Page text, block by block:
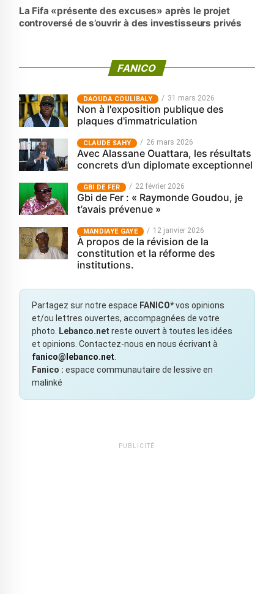
La Fifa «présente des excuses» après le projet
controversé de s’ouvrir à des investisseurs privés
FANICO
‎DAOUDA COULIBALY 31 mars 2026
Non à l'exposition publique des
plaques d'immatriculation
CLAUDE SAHY 26 mars 2026
Avec Alassane Ouattara, les résultats
concrets d’un diplomate exceptionnel
GBI DE FER 22 février 2026
Gbi de Fer : « Raymonde Goudou, je
t’avais prévenue »
MANDIAYE GAYE 12 janvier 2026
À propos de la révision de la
constitution et la réforme des
institutions.
Partagez sur notre espace FANICO*vos opinions
et/ou lettres ouvertes, accompagnées de votre
photo.
Lebanco.net reste ouvert à toutes les idées
et opinions. Contactez-nous en nous écrivant à
fanico@lebanco.net
Fanico : espace communautaire de lessive en
malinké
PUBLICITÉ